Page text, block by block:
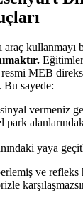
araç
MEB
Bu sayede:
vermeniz
park
yaya
ve